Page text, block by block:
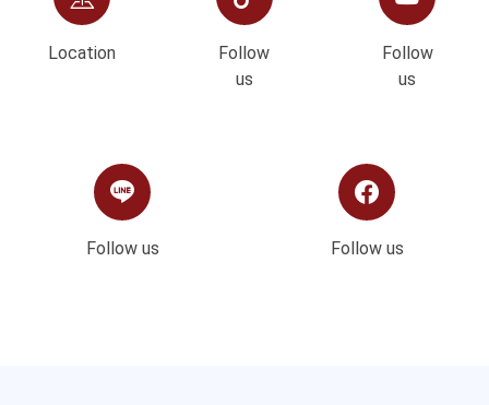
Location
Follow
us
Follow
us
Follow us Follow us